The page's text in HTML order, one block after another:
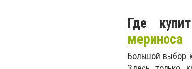
Где
мериноса
Большой выбор